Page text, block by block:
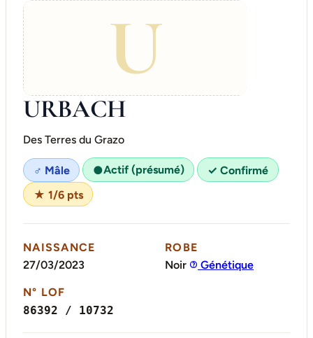
U
URBACH
Des Terres du Grazo
♂ Mâle ●Actif (présumé)
✓ Confirmé
★ 1/6 pts
NAISSANCE
27/03/2023
ROBE
Noir
Génétique
N° LOF
86392 / 10732